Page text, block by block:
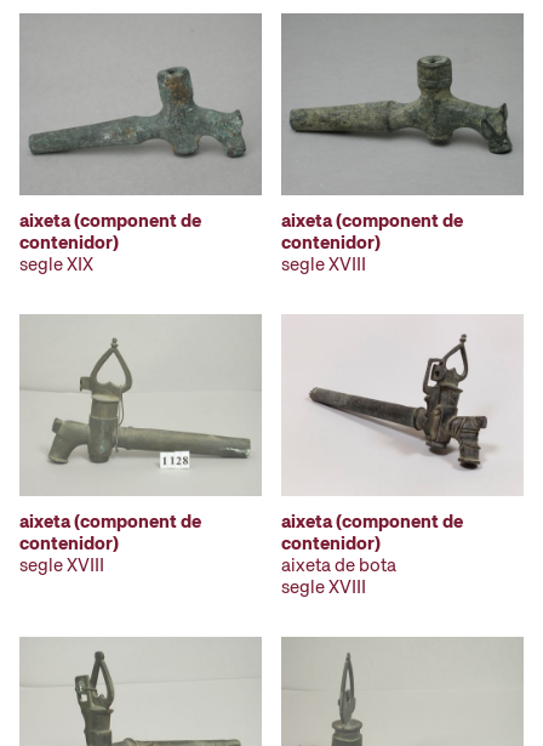
aixeta (component de
contenidor)
segle XIX
aixeta (component de
contenidor)
segle XVIII
aixeta (component de
contenidor)
segle XVIII
aixeta (component de
contenidor)
aixeta de bota
segle XVIII